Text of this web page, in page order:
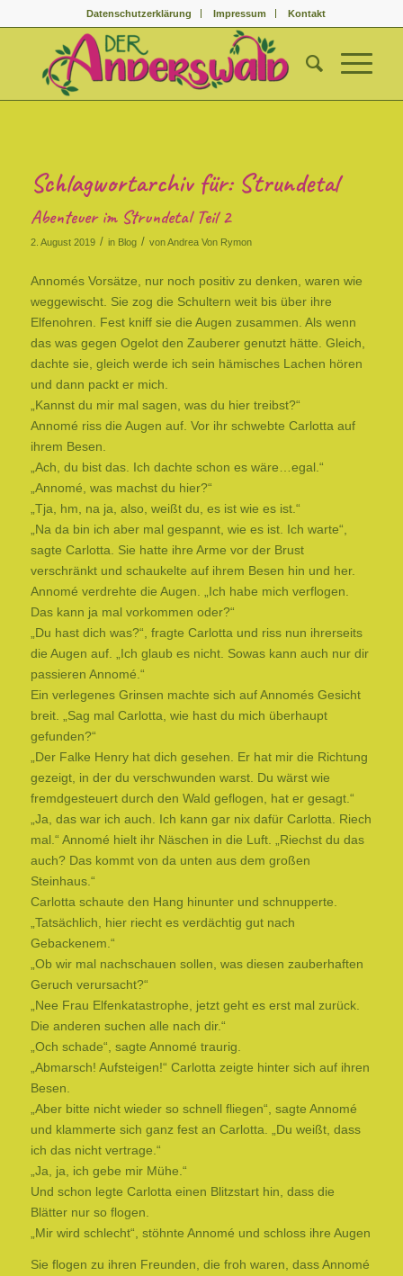
Datenschutzerklärung Impressum Kontakt
Schlagwortarchiv für: Strundetal
Abenteuer im Strundetal Teil 2
2. August 2019 / in Blog / vonAndrea Von Rymon
Annomés Vorsätze, nur noch positiv zu denken, waren wie
weggewischt. Sie zog die Schultern weit bis über ihre
Elfenohren. Fest kniff sie die Augen zusammen. Als wenn
das was gegen Ogelot den Zauberer genutzt hätte. Gleich,
dachte sie, gleich werde ich sein hämisches Lachen hören
und dann packt er mich.
„Kannst du mir mal sagen, was du hier treibst?“
Annomé riss die Augen auf. Vor ihr schwebte Carlotta auf
ihrem Besen.
„Ach, du bist das. Ich dachte schon es wäre…egal.“
„Annomé, was machst du hier?“
„Tja, hm, na ja, also, weißt du, es ist wie es ist.“
„Na da bin ich aber mal gespannt, wie es ist. Ich warte“,
sagte Carlotta. Sie hatte ihre Arme vor der Brust
verschränkt und schaukelte auf ihrem Besen hin und her.
Annomé verdrehte die Augen. „Ich habe mich verflogen.
Das kann ja mal vorkommen oder?“
„Du hast dich was?“, fragte Carlotta und riss nun ihrerseits
die Augen auf. „Ich glaub es nicht. Sowas kann auch nur dir
passieren Annomé.“
Ein verlegenes Grinsen machte sich auf Annomés Gesicht
breit. „Sag mal Carlotta, wie hast du mich überhaupt
gefunden?“
„Der Falke Henry hat dich gesehen. Er hat mir die Richtung
gezeigt, in der du verschwunden warst. Du wärst wie
fremdgesteuert durch den Wald geflogen, hat er gesagt.“
„Ja, das war ich auch. Ich kann gar nix dafür Carlotta. Riech
mal.“ Annomé hielt ihr Näschen in die Luft. „Riechst du das
auch? Das kommt von da unten aus dem großen
Steinhaus.“
Carlotta schaute den Hang hinunter und schnupperte.
„Tatsächlich, hier riecht es verdächtig gut nach
Gebackenem.“
„Ob wir mal nachschauen sollen, was diesen zauberhaften
Geruch verursacht?“
„Nee Frau Elfenkatastrophe, jetzt geht es erst mal zurück.
Die anderen suchen alle nach dir.“
„Och schade“, sagte Annomé traurig.
„Abmarsch! Aufsteigen!“ Carlotta zeigte hinter sich auf ihren
Besen.
„Aber bitte nicht wieder so schnell fliegen“, sagte Annomé
und klammerte sich ganz fest an Carlotta. „Du weißt, dass
ich das nicht vertrage.“
„Ja, ja, ich gebe mir Mühe.“
Und schon legte Carlotta einen Blitzstart hin, dass die
Blätter nur so flogen.
„Mir wird schlecht“, stöhnte Annomé und schloss ihre Augen
Sie flogen zu ihren Freunden, die froh waren, dass Annomé